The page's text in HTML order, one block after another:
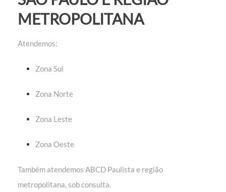
METROPOLITANA
Atendemos:
Zona Sul
Zona Norte
Zona Leste
Zona Oeste
Também atendemos ABCD Paulista e região
metropolitana, sob consulta.